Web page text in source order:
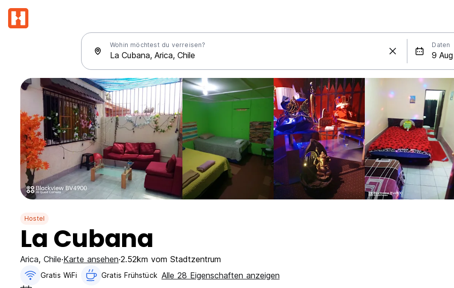
Wohin möchtest du verreisen? Daten
Hostel
La Cubana
Arica, Chile Karte ansehen 2.52km vom Stadtzentrum
Gratis WiFi Gratis Frühstück Alle 28 Eigenschaften anzeigen